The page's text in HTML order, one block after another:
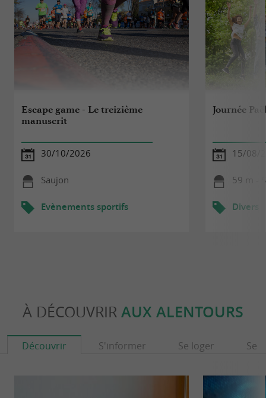
Escape game - Le treizième
manuscrit
30/10/2026
Saujon
Evènements sportifs
Journée
15/08/
59 m -
Divers
À DÉCOUVRIR AUX ALENTOURS
Découvrir S'informer Se loger Se